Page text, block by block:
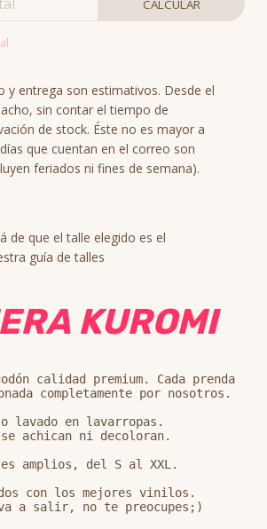
CALCULAR
y entrega son estimativos. Desde el
sin contar el tiempo de
de stock. Éste no es mayor a
que cuentan en el correo son
feriados ni fines de semana).
de que el talle elegido es el
guía de talles
KUROMI
calidad premium. Cada prenda
completamente por nosotros.
lavado en lavarropas.
achican ni decoloran.
amplios, del S al XXL.
con los mejores vinilos.